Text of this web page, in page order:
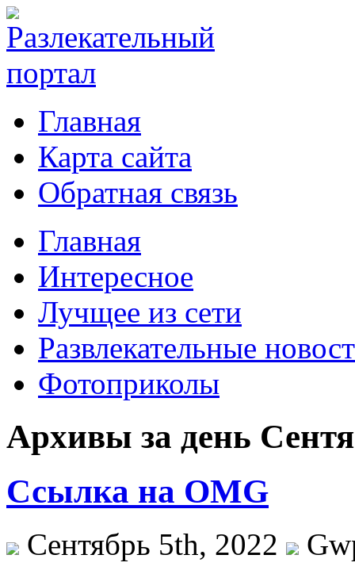
Главная
Карта сайта
Обратная связь
Главная
Интересное
Лучщее из сети
Развлекательные
Фотоприколы
Архивы за день
Ссылка на OMG
Сентябрь 5th, 2022